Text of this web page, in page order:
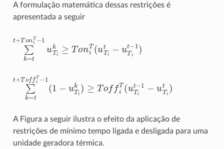
A formulação matemática dessas restrições é
apresentada a seguir
∑ k=t T n T 1u k≥ To uTi t
∑ k =t+ Tof 1( 1 −u Tik ≥ TofT(u −1 −
A Figura a seguir ilustra o efeito da aplicação de
restrições de mínimo tempo ligada e desligada para uma
unidade geradora térmica.